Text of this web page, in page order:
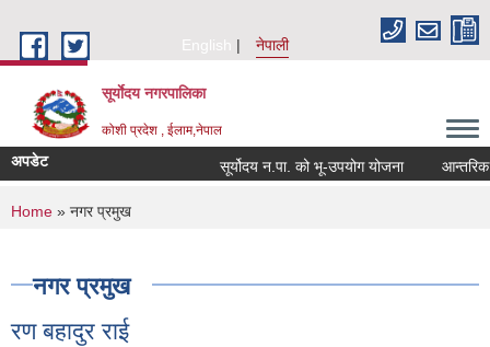
English
नेपाली
सूर्याेदय नगरपालिका
कोशी प्रदेश , ईलाम,नेपाल
अपडेट सूर्योदय न.पा. को भू-उपयोग योजना आन्तरिक
You are here
Home » नगर प्रमुख
नगर प्रमुख
रण बहादुर राई